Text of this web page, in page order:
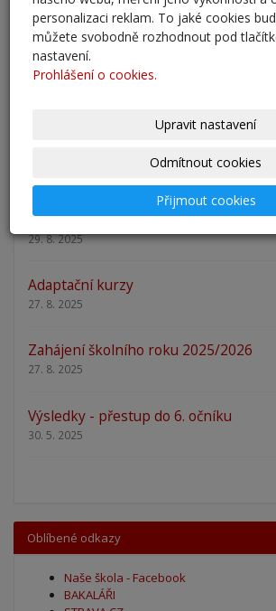
Zápis 2026 - výsledky
23. 2. 2026
Nový školní rok - informace
Pěšky do školy
29. 8. 2025
Adaptační kurzy
27. 8. 2025
Zahájení školního roku 2025/2026
27. 8. 2025
Výsledky - přestup do 6. očníku
30. 5. 2025
Oblíbené odkazy
Naše škola - Facebook
BAKALÁŘI
personalizaci reklam. To jaké cookies
můžete svobodně rozhodnout pod
nastavení.
Prohlášení o cookies.
Upravit nastavení
Odmítnout cookies
Přijmout cookies